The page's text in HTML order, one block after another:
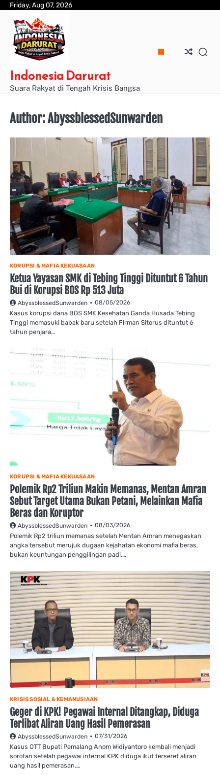
Skip
content
Friday, Aug 07, 2026
Indonesia Darurat
Suara Rakyat di Tengah Krisis Bangsa
Author:AbyssblessedSunwarden
KORUPSI & MAFIA KEKUASAAN
Ketua Yayasan SMK di Tebing Tinggi Dituntut 6 Tahun
Bui di Korupsi BOS Rp 513 Juta
AbyssblessedSunwarden 08/05/2026
Kasus korupsi dana BOS SMK Kesehatan Ganda Husada Tebing
Tinggi memasuki babak baru setelah Firman Sitorus dituntut 6
tahun penjara…
KORUPSI & MAFIA KEKUASAAN
Polemik Rp2 Triliun Makin Memanas, Mentan Amran
Sebut Target Utama Bukan Petani, Melainkan Mafia
Beras dan Koruptor
AbyssblessedSunwarden 08/03/2026
Polemik Rp2 triliun memanas setelah Mentan Amran menegaskan
angka tersebut merujuk dugaan kejahatan ekonomi mafia beras,
bukan keuntungan penggilingan padi.…
KRISIS SOSIAL & KEMANUSIAAN
Geger di KPK! Pegawai Internal Ditangkap, Diduga
Terlibat Aliran Uang Hasil Pemerasan
AbyssblessedSunwarden 07/31/2026
Kasus OTT Bupati Pemalang Anom Widiyantoro kembali menjadi
sorotan setelah pegawai internal KPK diduga ikut terseret aliran
uang hasil pemerasan.…